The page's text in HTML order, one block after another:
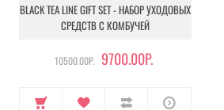
BLACK TEA LINE GIFT SET - НАБОР УХОДОВЫХ
СРЕДСТВ С КОМБУЧЕЙ
10500.00Р. 9700.00Р.